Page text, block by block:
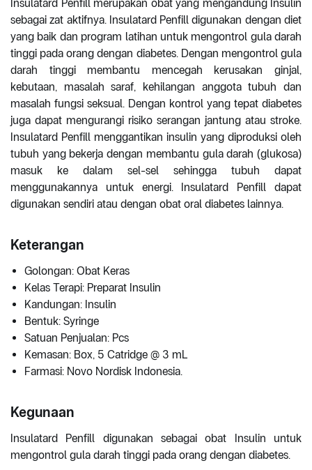
Insulatard Penfill merupakan obat yang mengandung Insulin
sebagai zat aktifnya. Insulatard Penfill digunakan dengan diet
yang baik dan program latihan untuk mengontrol gula darah
tinggi pada orang dengan diabetes. Dengan mengontrol gula
darah tinggi membantu mencegah kerusakan ginjal,
kebutaan, masalah saraf, kehilangan anggota tubuh dan
masalah fungsi seksual. Dengan kontrol yang tepat diabetes
juga dapat mengurangi risiko serangan jantung atau stroke.
Insulatard Penfill menggantikan insulin yang diproduksi oleh
tubuh yang bekerja dengan membantu gula darah (glukosa)
masuk ke dalam sel-sel sehingga tubuh dapat
menggunakannya untuk energi. Insulatard Penfill dapat
digunakan sendiri atau dengan obat oral diabetes lainnya.
Keterangan
Golongan: Obat Keras
Kelas Terapi: Preparat Insulin
Kandungan: Insulin
Bentuk: Syringe
Satuan Penjualan: Pcs
Kemasan: Box, 5 Catridge @ 3 mL
Farmasi: Novo Nordisk Indonesia.
Kegunaan
Insulatard Penfill digunakan sebagai obat Insulin untuk
mengontrol gula darah tinggi pada orang dengan diabetes.